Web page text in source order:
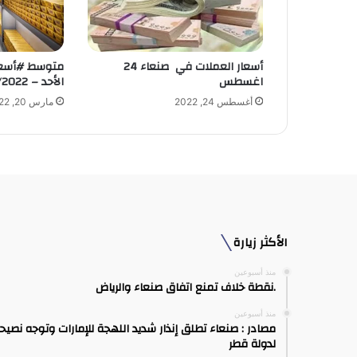
ر
و
ن
ي
أسعار العملات في صنعاء 24
اغسطس
أغسطس 24, 2022
متوسط
الأحد – 20/03/2022
مارس 20, 2022
الأكثر زيارة
منذ أسبوعين
.نقطة خلاف تمنع اتفاق صنعاء والرياض
منذ أسبوعين
مصادر : صنعاء تطلق إنذار شديد اللهجة للإمارات وتوجه
لدولة قطر